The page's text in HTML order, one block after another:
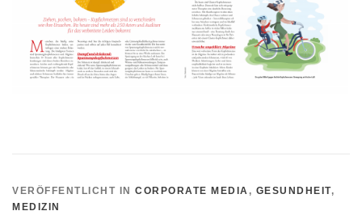
VERÖFFENTLICHT IN CORPORATE MEDIA , GESUNDHEIT,
MEDIZIN